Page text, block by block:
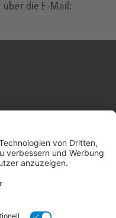
über die E-Mail: